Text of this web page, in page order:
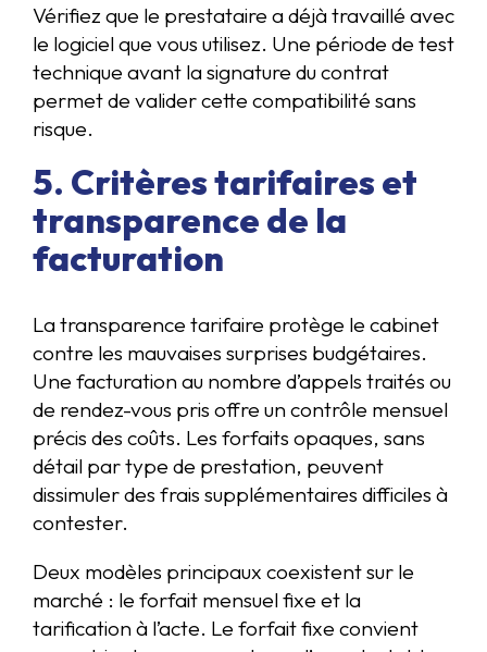
Vérifiez que le prestataire a déjà travaillé avec
le logiciel que vous utilisez. Une période de test
technique avant la signature du contrat
permet de valider cette compatibilité sans
risque.
5. Critères tarifaires et
transparence de la
facturation
La transparence tarifaire protège le cabinet
contre les mauvaises surprises budgétaires.
Une facturation au nombre d’appels traités ou
de rendez-vous pris offre un contrôle mensuel
précis des coûts. Les forfaits opaques, sans
détail par type de prestation, peuvent
dissimuler des frais supplémentaires difficiles à
contester.
Deux modèles principaux coexistent sur le
marché : le forfait mensuel fixe et la
tarification à l’acte. Le forfait fixe convient